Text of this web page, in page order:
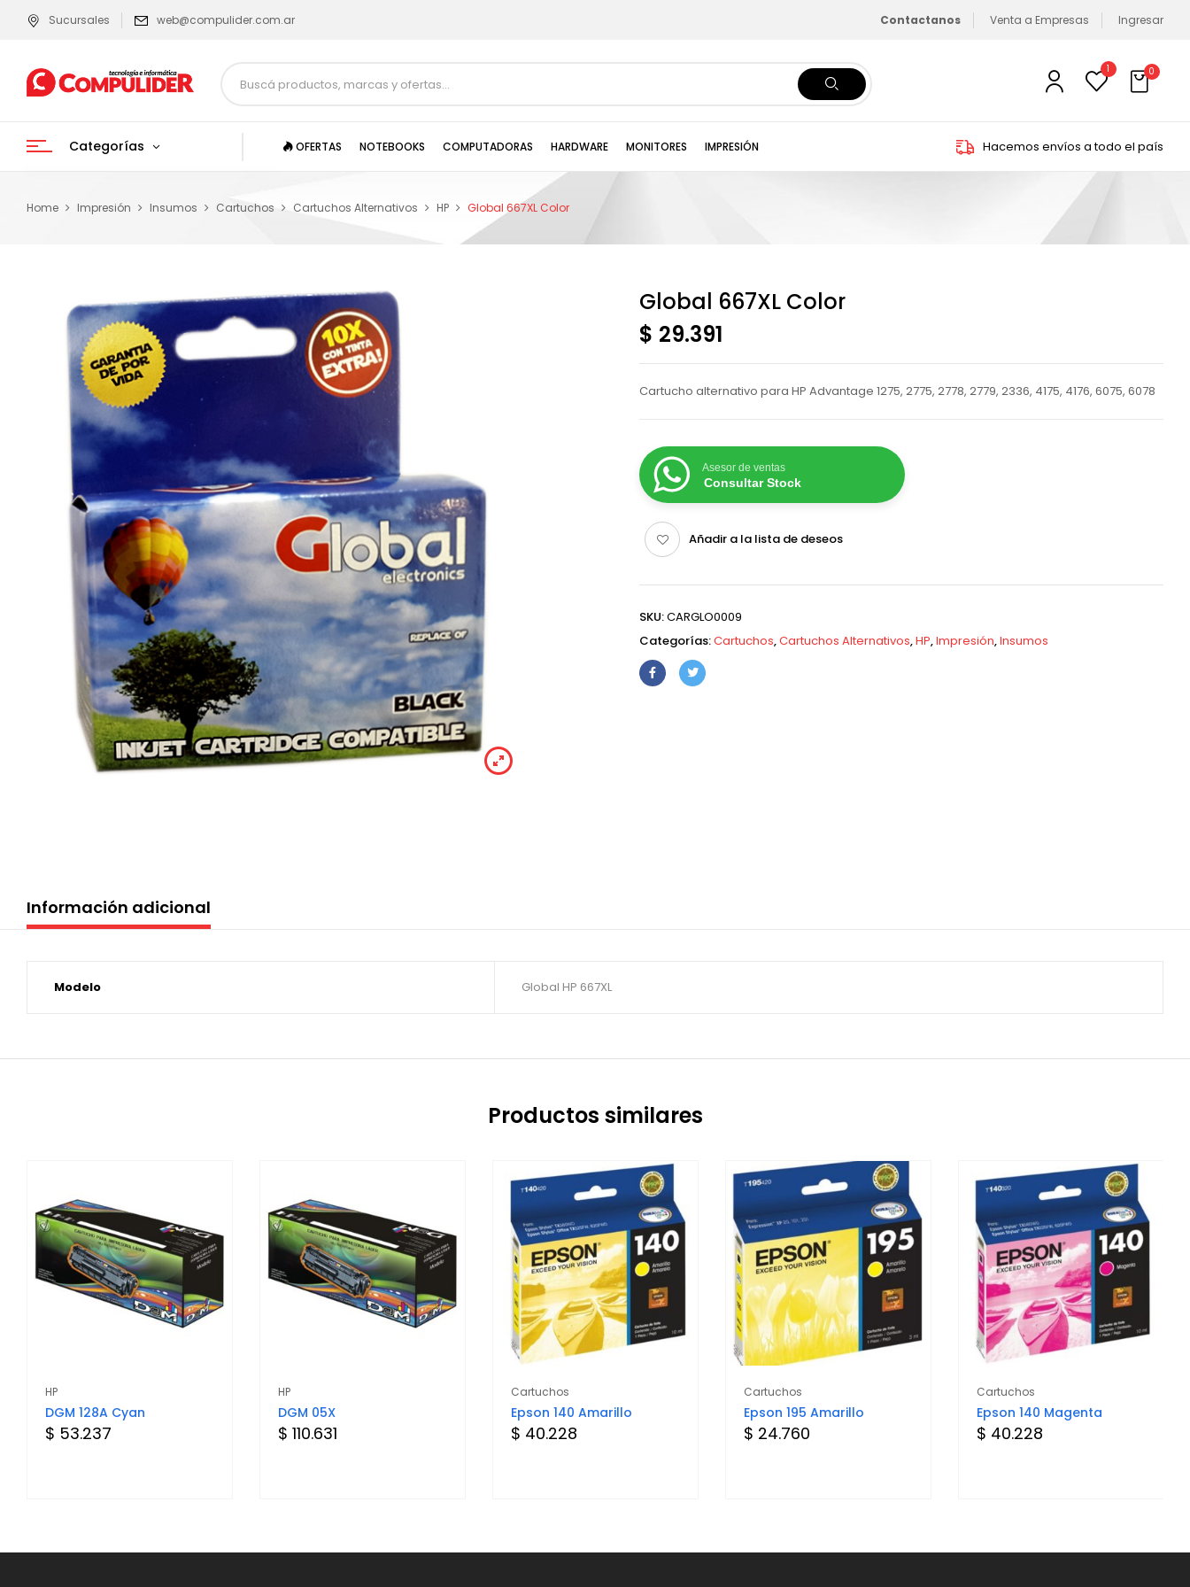
Sucursales web@compulider.com.ar Contactanos Venta a Empresas Ingresar
1 0
Categorías OFERTAS NOTEBOOKS COMPUTADORAS HARDWARE MONITORES IMPRESIÓN Hacemos envíos a todo el país
Home Impresión Insumos Cartuchos Cartuchos Alternativos HP Global 667XL Color
Global 667XL Color
$ 29.391
Cartucho alternativo para HP Advantage 1275, 2775, 2778, 2779, 2336, 4175, 4176, 6075, 6078
Asesor de ventas
Consultar Stock
Añadir a la lista de deseos
SKU:CARGLO0009
Categorías:Cartuchos,Cartuchos Alternativos,HP,Impresión,Insumos
Información adicional
Modelo Global HP 667XL
Productos similares
HP
DGM 128A Cyan
$ 53.237
HP
DGM 05X
$ 110.631
Cartuchos
Epson 140 Amarillo
$ 40.228
Cartuchos
Epson 195 Amarillo
$ 24.760
Cartuchos
Epson 140 Magenta
$ 40.228